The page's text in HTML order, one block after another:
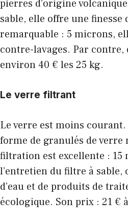
pierres d’origine
sable, elle offre une
remarquable : 5 microns,
contre-lavages. Par contre,
environ 40 € les 25 kg.
Le verre filtrant
Le verre est moins
forme de granulés de verre
filtration est excellente :
l’entretien du filtre à sable,
d’eau et de produits de
écologique. Son prix : 21 €